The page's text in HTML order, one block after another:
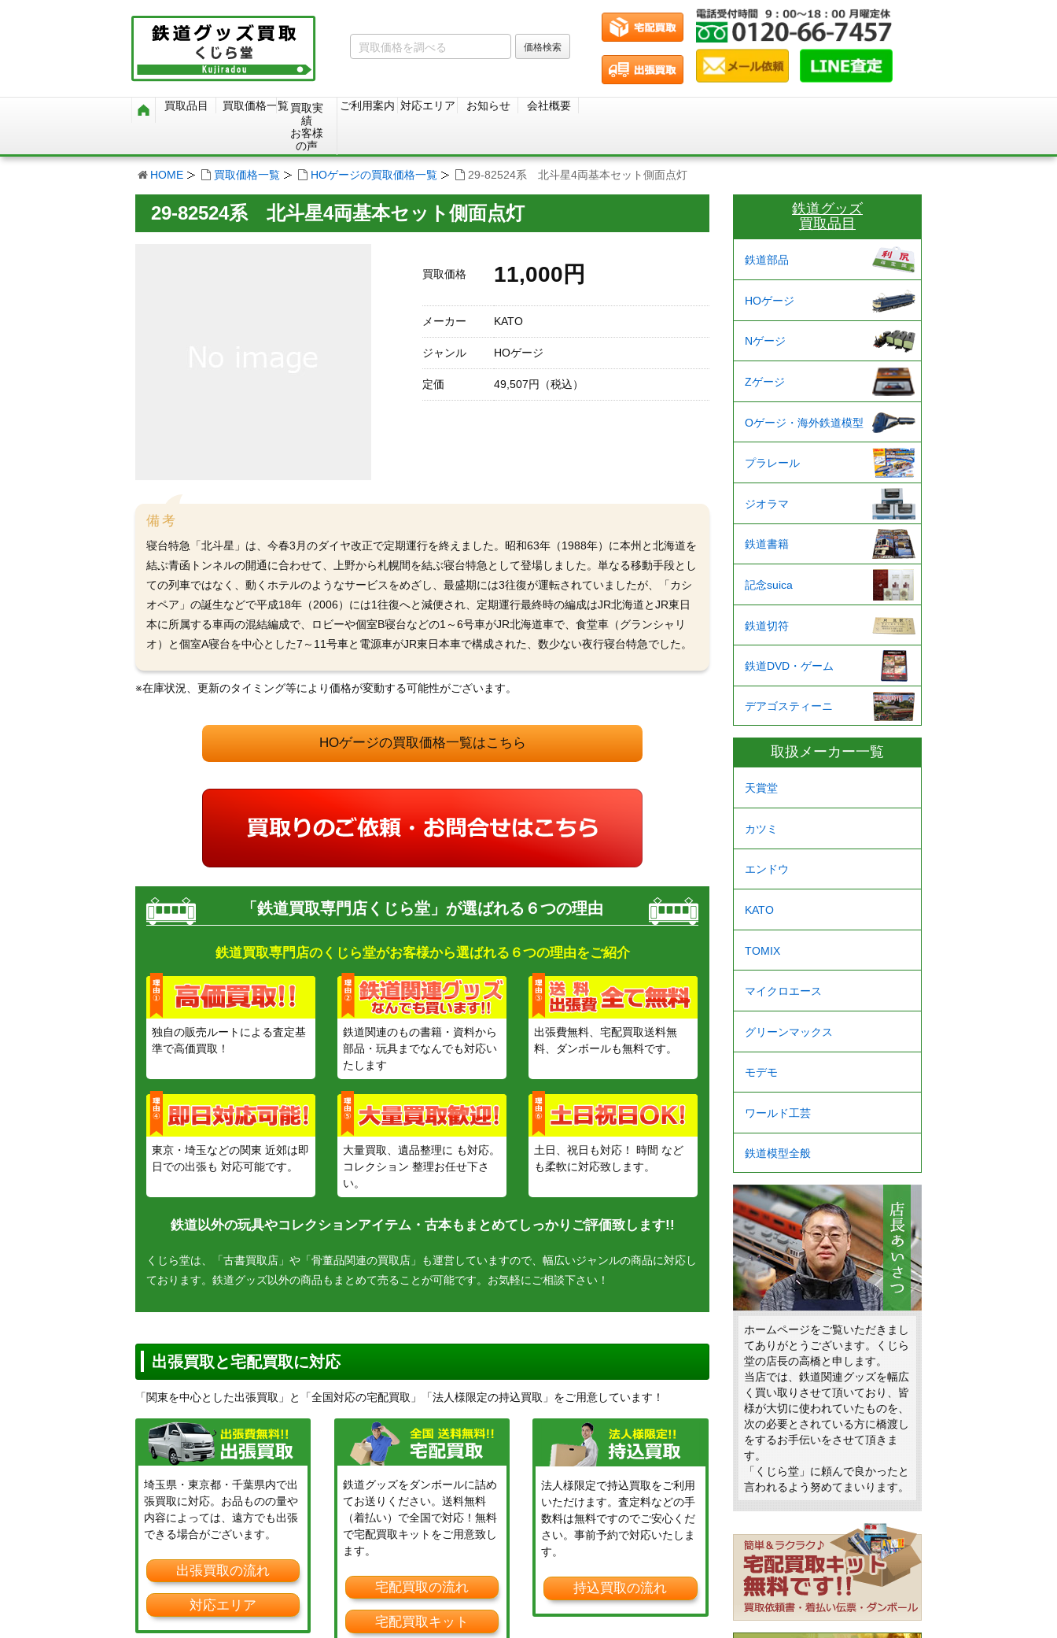
買取品目 買取価格一覧買取実
績
お客様
の声
ご利用案内 対応エリア お知らせ 会社概要
HOME 買取価格一覧 HOゲージの買取価格一覧 29-82524系 北斗星4両基本セット側面点灯
29-82524系 北斗星4両基本セット側面点灯
買取価格 11,000円
メーカー KATO
ジャンル HOゲージ
定価 49,507円（税込）
備考
寝台特急「北斗星」は、今春3月のダイヤ改正で定期運行を終えました。昭和63年（1988年）に本州と北海道を
結ぶ青函トンネルの開通に合わせて、上野から札幌間を結ぶ寝台特急として登場しました。単なる移動手段とし
ての列車ではなく、動くホテルのようなサービスをめざし、最盛期には3往復が運転されていましたが、「カシ
オペア」の誕生などで平成18年（2006）には1往復へと減便され、定期運行最終時の編成はJR北海道とJR東日
本に所属する車両の混結編成で、ロビーや個室B寝台などの1～6号車がJR北海道車で、食堂車（グランシャリ
オ）と個室A寝台を中心とした7～11号車と電源車がJR東日本車で構成された、数少ない夜行寝台特急でした。
※在庫状況、更新のタイミング等により価格が変動する可能性がございます。
HOゲージの買取価格一覧はこちら
「鉄道買取専門店くじら堂」が選ばれる６つの理由
鉄道買取専門店のくじら堂がお客様から選ばれる６つの理由をご紹介
独自の販売ルートによる査定基
準で高価買取！
鉄道関連のもの書籍・資料から
部品・玩具までなんでも対応い
たします
出張費無料、宅配買取送料無
料、ダンボールも無料です。
東京・埼玉などの関東 近郊は即
日での出張も 対応可能です。
大量買取、遺品整理に も対応。
コレクション 整理お任せ下さ
い。
土日、祝日も対応！ 時間 など
も柔軟に対応致します。
鉄道以外の玩具やコレクションアイテム・古本もまとめてしっかりご評価致します!!
くじら堂は、「古書買取店」や「骨董品関連の買取店」も運営していますので、幅広いジャンルの商品に対応し
ております。鉄道グッズ以外の商品もまとめて売ることが可能です。お気軽にご相談下さい！
出張買取と宅配買取に対応
「関東を中心とした出張買取」と「全国対応の宅配買取」「法人様限定の持込買取」をご用意しています！
埼玉県・東京都・千葉県内で出
張買取に対応。お品ものの量や
内容によっては、遠方でも出張
できる場合がございます。
出張買取の流れ
対応エリア
鉄道グッズをダンボールに詰め
てお送りください。送料無料
（着払い）で全国で対応！無料
で宅配買取キットをご用意致し
ます。
宅配買取の流れ
宅配買取キット
法人様限定で持込買取をご利用
いただけます。査定料などの手
数料は無料ですのでご安心くだ
さい。事前予約で対応いたしま
す。
持込買取の流れ
鉄道グッズ
買取品目
鉄道部品
HOゲージ
Nゲージ
Zゲージ
Oゲージ・海外鉄道模型
プラレール
ジオラマ
鉄道書籍
記念suica
鉄道切符
鉄道DVD・ゲーム
デアゴスティーニ
取扱メーカー一覧
天賞堂
カツミ
エンドウ
KATO
TOMIX
マイクロエース
グリーンマックス
モデモ
ワールド工芸
鉄道模型全般
ホームページをご覧いただきまし
てありがとうございます。くじら
堂の店長の高橋と申します。
当店では、鉄道関連グッズを幅広
く買い取りさせて頂いており、皆
様が大切に使われていたものを、
次の必要とされている方に橋渡し
をするお手伝いをさせて頂きま
す。
「くじら堂」に頼んで良かったと
言われるよう努めてまいります。